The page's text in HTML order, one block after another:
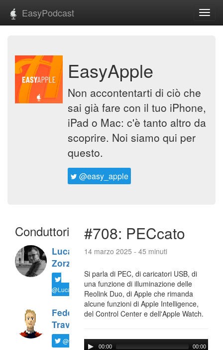
EasyPodcast
EasyApple
Non accontentarti di ciò che
sai già fare con il tuo iPhone,
iPad o Mac: c'è tanto altro da
scoprire. Noi siamo qui per
questo.
@easy_apple
Conduttori
Luca
Zorzi
@LucaTNT
Federico
Travaini
@ftrava
#708: PECcato
14 marzo 2025 - 45 minuti
Si parla di PEC, di caricatori USB, di
una funzione di illuminazione delle
Reolink Duo, di Apple che rimanda
alcune funzioni di Apple Intelligence,
del Control Center e dell'Apple Watch.
00:00 00:00